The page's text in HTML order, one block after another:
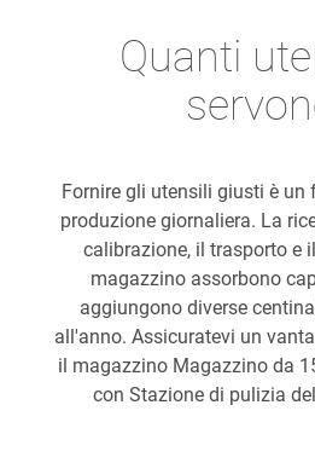
Quanti
Fornire gli utensili giusti è un
produzione giornaliera. La
calibrazione, il trasporto e
magazzino assorbono
aggiungono diverse
all'anno. Assicuratevi un
il magazzino Magazzino da
con Stazione di pulizia